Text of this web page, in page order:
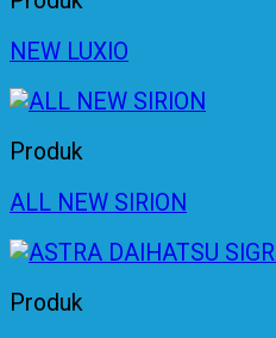
NEW LUXIO
Produk
ALL NEW SIRION
Produk